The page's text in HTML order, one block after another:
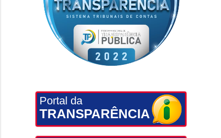
Portal da
TRANSPARÊNCIA